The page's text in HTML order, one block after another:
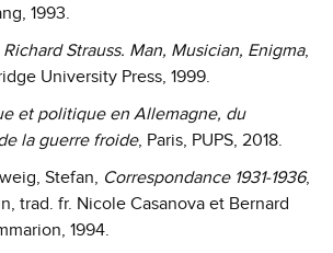
1993.
Richard Strauss. Man, Musician, Enigma,
University Press, 1999.
et politique en Allemagne, du
la guerre froide, Paris, PUPS, 2018.
Stefan, Correspondance 1931-1936,
trad. fr. Nicole Casanova et Bernard
1994.